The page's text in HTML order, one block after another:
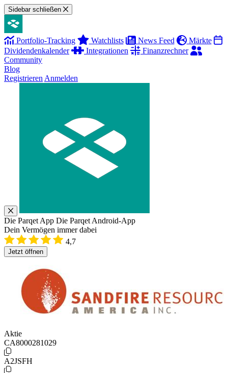
Sidebar schließen
Portfolio-Tracking Watchlists News Feed
Märkte
Dividendenkalender
Integrationen
Finanzrechner
Community
Blog
Registrieren Anmelden
Die Parqet App Die Parqet Android-App
Dein Vermögen immer dabei
4,7
Jetzt öffnen
Aktie
CA8000281029
A2JSFH